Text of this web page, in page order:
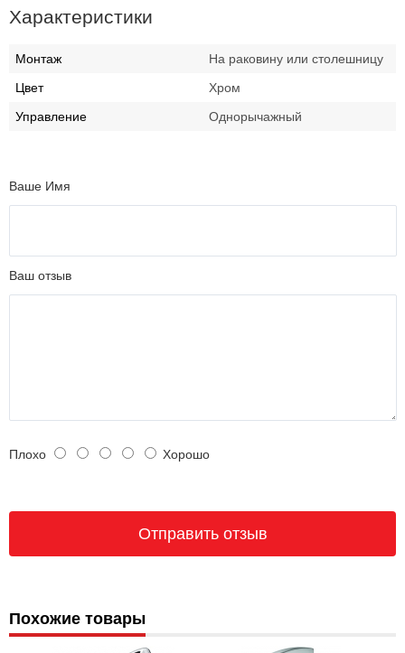
Характеристики
Монтаж
На раковину или столешницу
Цвет
Хром
Управление
Однорычажный
Ваше Имя
Ваш отзыв
Плохо Хорошо
Похожие товары